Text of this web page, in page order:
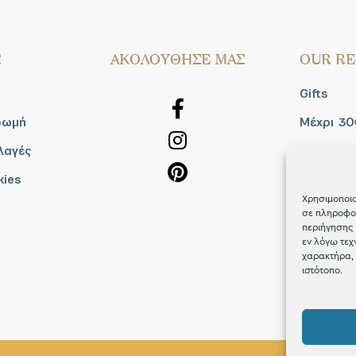
σε
περιήγησης
εν λόγω
χαρακτήρα,
ιστότοπο.
AΚΟΛΟΥΘΗΣΕ ΜΑΣ OUR
Gifts
Μέχρι